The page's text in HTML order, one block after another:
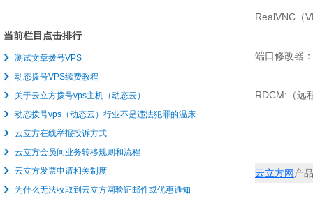
当前栏目点击排行
测试文章拨号VPS
动态拨号VPS续费教程
关于云立方拨号vps主机（动态云）
动态拨号vps（动态云）行业不是违法犯罪的温床
云立方在线举报投诉方式
云立方会员间业务转移规则和流程
云立方发票申请相关制度
为什么无法收取到云立方网验证邮件或优惠通知
RealVNC（
端口修改器：
RDCM:（远
云立方网产